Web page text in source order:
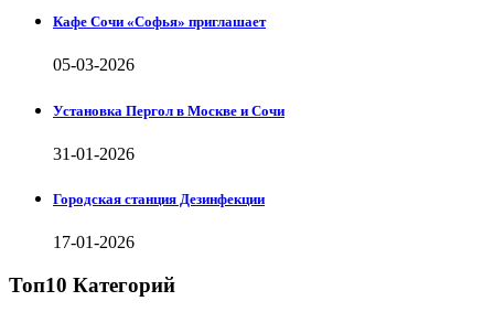
Кафе Сочи «Софья» приглашает
05-03-2026
Установка Пергол в Москве и Сочи
31-01-2026
Городская станция Дезинфекции
17-01-2026
Топ10 Категорий